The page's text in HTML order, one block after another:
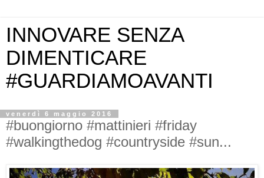
INNOVARE SENZA
DIMENTICARE
#GUARDIAMOAVANTI
venerdì 6 maggio 2016
#buongiorno #mattinieri #friday
#walkingthedog #countryside #sun...